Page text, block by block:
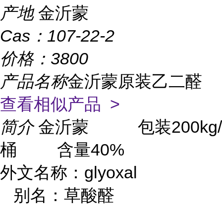
产地 金沂蒙
Cas： 107-22-2
价格： 3800
产品名称金沂蒙原装乙二醛
查看相似产品 >
简介 金沂蒙 包装200kg/
桶 含量40%
外文名称：glyoxal
别名：草酸醛